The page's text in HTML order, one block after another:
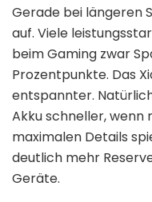
Gerade bei längeren
auf. Viele
beim Gaming zwar
Prozentpunkte. Das
entspannter.
Akku schneller, wenn
maximalen Details
deutlich mehr
Geräte.